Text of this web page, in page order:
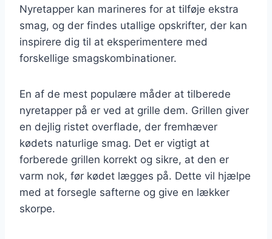
Nyretapper kan marineres for at tilføje ekstra
smag, og der findes utallige opskrifter, der kan
inspirere dig til at eksperimentere med
forskellige smagskombinationer.
En af de mest populære måder at tilberede
nyretapper på er ved at grille dem. Grillen giver
en dejlig ristet overflade, der fremhæver
kødets naturlige smag. Det er vigtigt at
forberede grillen korrekt og sikre, at den er
varm nok, før kødet lægges på. Dette vil hjælpe
med at forsegle safterne og give en lækker
skorpe.